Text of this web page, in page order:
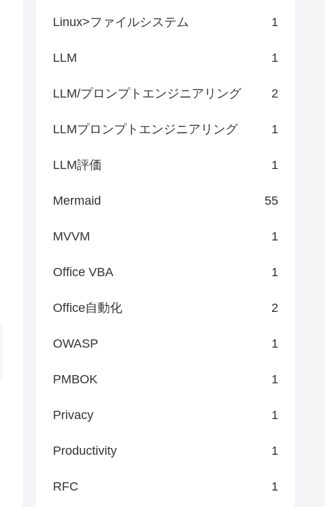
Linux>ファイルシステム 1
LLM 1
LLM/プロンプトエンジニアリング 2
LLMプロンプトエンジニアリング 1
LLM評価 1
Mermaid 55
MVVM 1
Office VBA 1
Office自動化 2
OWASP 1
PMBOK 1
Privacy 1
Productivity 1
RFC 1